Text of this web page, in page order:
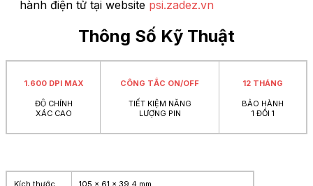
hành điện tử tại website psi.zadez.vn
Thông Số Kỹ Thuật
1.600 DPI MAX
ĐỘ CHÍNH
XÁC CAO
CÔNG TẮC ON/OFF
TIẾT KIỆM NĂNG
LƯỢNG PIN
12 THÁNG
BẢO HÀNH
1 ĐỔI 1
Kích thước 105 x 61 x 39.4 mm